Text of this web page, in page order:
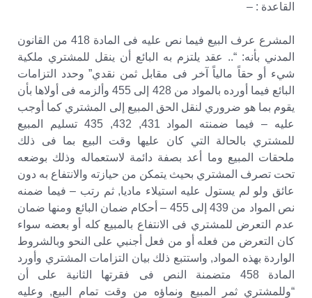
القاعدة : –
المشرع عرف البيع فيما نص عليه فى المادة 418 من القانون
المدني بأنه: “.. عقد يلتزم به البائع أن ينقل للمشتري ملكية
شيء أو حقاً مالياً آخر فى مقابل ثمن نقدي” وحدد التزامات
البائع فيما أورده بالمواد من 428 إلى 455 وألزمه فى أولاها بأن
يقوم بما هو ضروري لنقل الحق المبيع إلى المشتري كما أوجب
عليه – فيما ضمنته المواد 431, 432, 435 تسليم المبيع
للمشتري بالحالة التي كان عليها وقت البيع بما فى ذلك
ملحقات المبيع وما أعد بصفة دائمة لاستعماله وذلك بوضعه
تحت تصرف المشتري بحيث يتمكن من حيازته والانتفاع به دون
عائق ولو لم يستول عليه استيلاء ماديا, ثم رتب – فيما ضمنه
نص المواد من 439 إلى 455 – أحكام ضمان البائع ومنها ضمان
عدم التعرض للمشتري فى الانتفاع بالمبيع كله أو بعضه سواء
كان التعرض من فعله أو من فعل أجنبي على النحو وبالشروط
الواردة بهذه المواد, واستتبع ذلك بيان التزامات المشتري وأورد
المادة 458 متضمنة النص فى فقرتها الثانية على أن
“وللمشتري ثمر المبيع ونماؤه من وقت تمام البيع, وعليه